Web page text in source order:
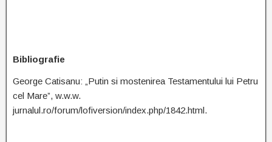
Bibliografie
George Catisanu: „Putin si mostenirea Testamentului lui Petru
cel Mare”, w.w.w.
jurnalul.ro/forum/lofiversion/index.php/1842.html.